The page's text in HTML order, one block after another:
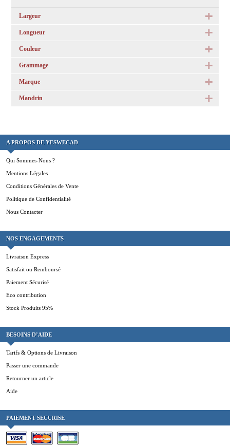
Largeur
Longueur
Couleur
Grammage
Marque
Mandrin
A PROPOS DE YESWECAD
Qui Sommes-Nous ?
Mentions Légales
Conditions Générales de Vente
Politique de Confidentialité
Nous Contacter
NOS ENGAGEMENTS
Livraison Express
Satisfait ou Remboursé
Paiement Sécurisé
Eco contribution
Stock Produits 95%
BESOINS D’AIDE
Tarifs & Options de Livraison
Passer une commande
Retourner un article
Aide
PAIEMENT SECURISE